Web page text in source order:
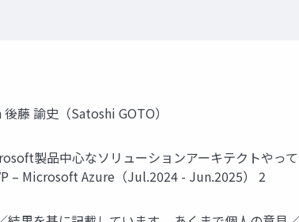
藤 諭史（Satoshi GOTO）
製品中心なソリューションアーキテクトやっ
– Microsoft Azure（Jul.2024 - Jun.2025） 2